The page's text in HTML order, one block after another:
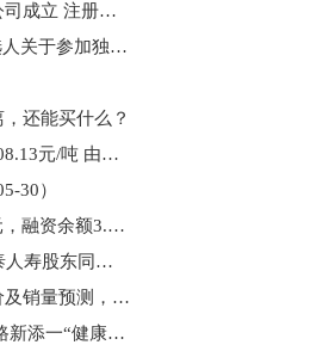
每日报道：南京海裕恒贸易有限公司成立 注册资本350万人民币
今日聚焦!晨光生物: 独立董事候选人关于参加独立董事培训并取得独立董事资格证书的承诺书（牛翃）
还能买什么？
生意社醋酸丁酯5月31日均差为-208.13元/吨 由负向扩大转为缩小
30）
南网储能：融资净买入831.51万元，融资余额3.76亿元 天天资讯
陆家嘴：拟10亿元参与陆家嘴国泰人寿股东同比例增资
大行评级丨美银：上调小鹏目标价及销量预测，重申“买入”评级
可歇脚还可享健康服务 南京汉中路新添一“健康驿站”|今日热讯